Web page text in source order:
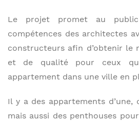
Le projet promet au
compétences des architectes
constructeurs afin d’obtenir le
et de qualité pour ceux
appartement dans une ville en
Il y a des appartements d’une,
mais aussi des penthouses